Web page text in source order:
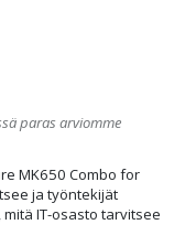
MK650 Combo for
ja työntekijät
IT-osasto tarvitsee
paras arviomme